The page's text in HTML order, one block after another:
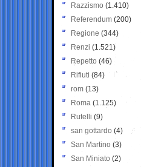
Razzismo (1.410)
Referendum (200)
Regione (344)
Renzi (1.521)
Repetto (46)
Rifiuti (84)
rom (13)
Roma (1.125)
Rutelli (9)
san gottardo (4)
San Martino (3)
San Miniato (2)